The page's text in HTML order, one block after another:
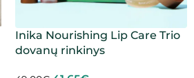
Inika Nourishing Lip Care Trio
dovanų rinkinys